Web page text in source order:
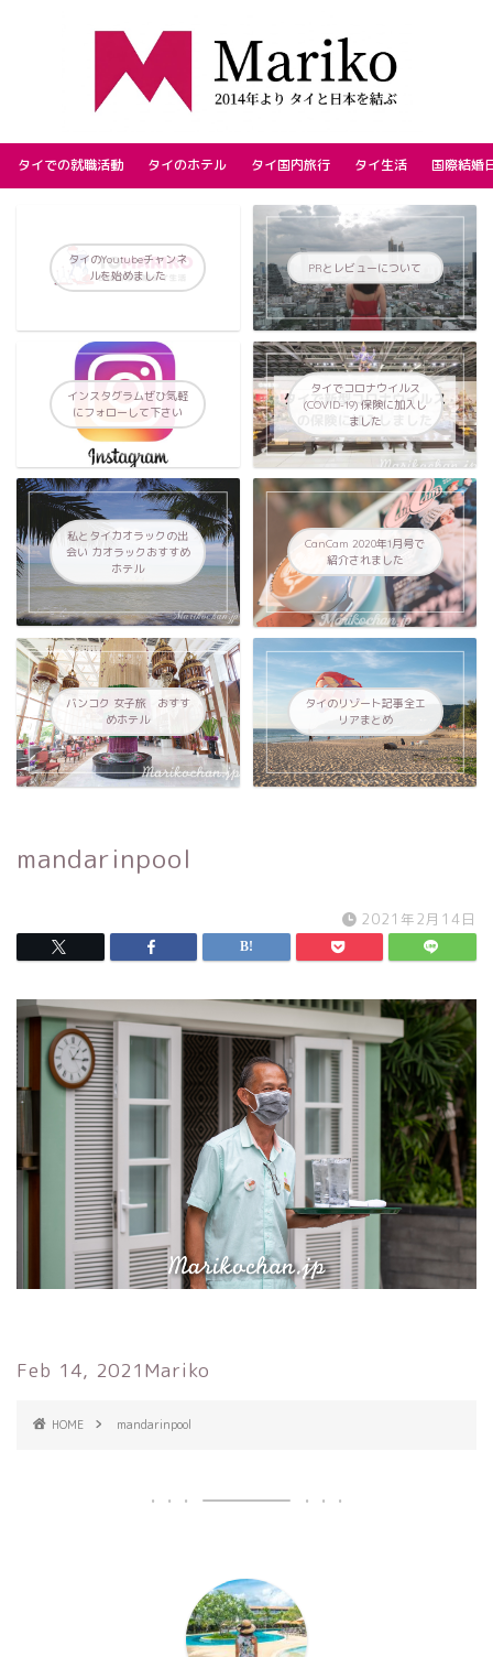
タイでの就職活動 タイのホテル タイ国内旅行 タイ生活 国際結婚
タイのYoutubeチャンネ
ルを始めました
PRとレビューについて
インスタグラムぜひ気軽
にフォローして下さい
タイでコロナウイルス
(COVID-19) 保険に加入し
ました
私とタイカオラックの出
会い カオラックおすすめ
ホテル
CanCam 2020年1月号で
紹介されました
バンコク 女子旅 おすす
めホテル
タイのリゾート記事全エ
リアまとめ
mandarinpool
2021年2月14日
Feb 14, 2021 Mariko
HOME mandarinpool